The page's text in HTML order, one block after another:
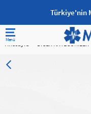
Türkiye'nin
Anasayfa DİĞER KATEGORİLER